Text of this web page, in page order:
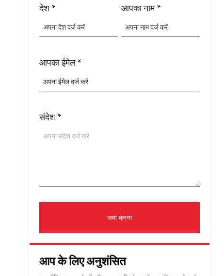
देश * आपका नाम *
आपका ईमेल *
संदेश *
जमा करना
आप के लिए अनुशंसित